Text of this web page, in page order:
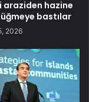
araziden hazine
bastılar
2026